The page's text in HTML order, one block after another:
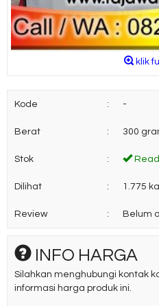
klik
Kode : -
Berat : 300
Stok :
Dilihat : 1.775
Review : Belum
INFO HARGA
Silahkan menghubungi kontak
informasi harga produk ini.